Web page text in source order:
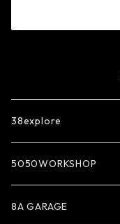
38explore
5050WORKSHOP
8A GARAGE